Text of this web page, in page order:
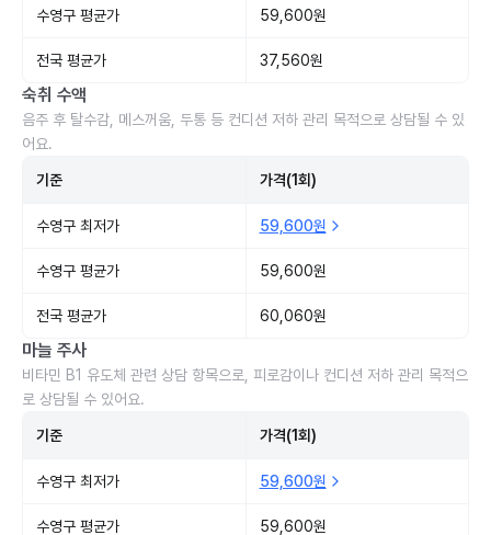
수영구 평균가 59,600원
전국 평균가 37,560원
숙취 수액
음주 후 탈수감, 메스꺼움, 두통 등 컨디션 저하 관리 목적으로 상담될 수 있
어요.
기준 가격(1회)
수영구 최저가 59,600원
수영구 평균가 59,600원
전국 평균가 60,060원
마늘 주사
비타민 B1 유도체 관련 상담 항목으로, 피로감이나 컨디션 저하 관리 목적으
로 상담될 수 있어요.
기준 가격(1회)
수영구 최저가 59,600원
수영구 평균가 59,600원